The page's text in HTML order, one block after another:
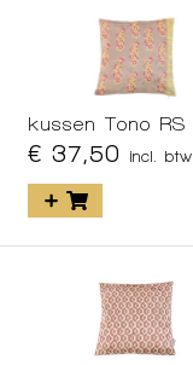
kussen Tono RS
€ 37,50 incl. btw